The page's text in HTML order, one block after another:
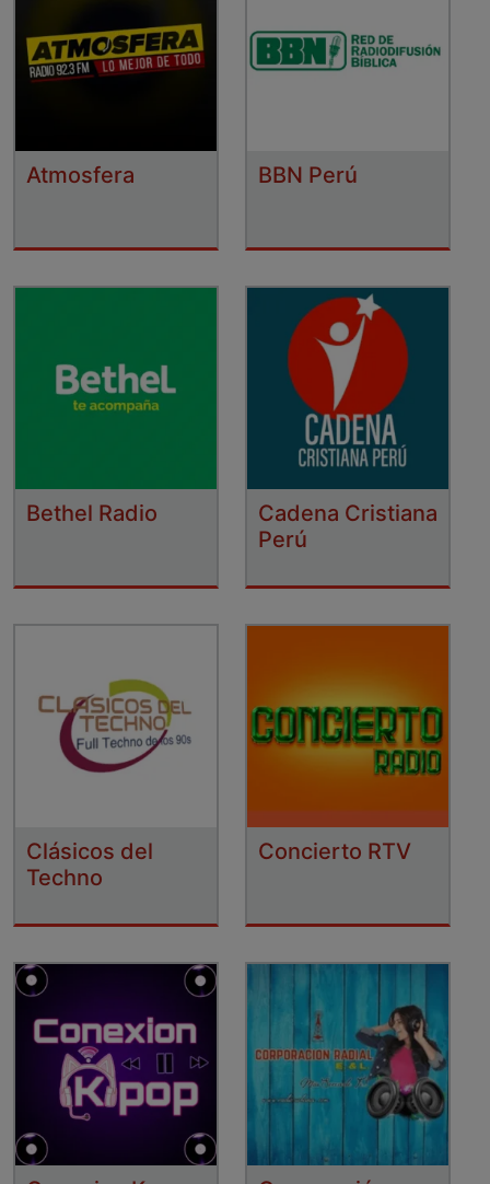
Atmosfera BBN Perú
Bethel Radio
Cadena Cristiana
Perú
Clásicos del
Techno
Concierto RTV